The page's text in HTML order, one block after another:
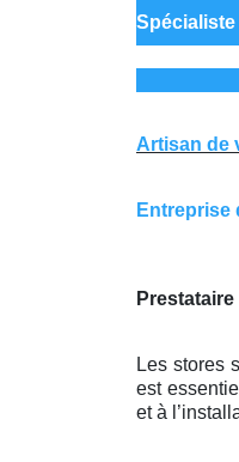
Spécialiste
Artisan de
Entreprise
Les stores
est
et à